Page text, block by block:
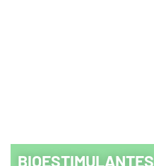
BIOESTIMULANTES